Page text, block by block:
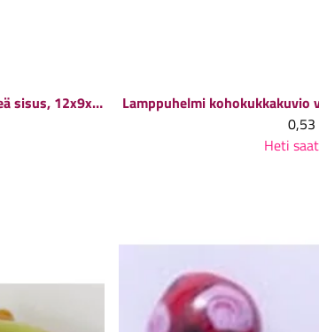
Lamppuhelmi kohokukkakuvio tummanvihreä sisus, 12x9x9 mm, 1 kpl
0,53
Heti